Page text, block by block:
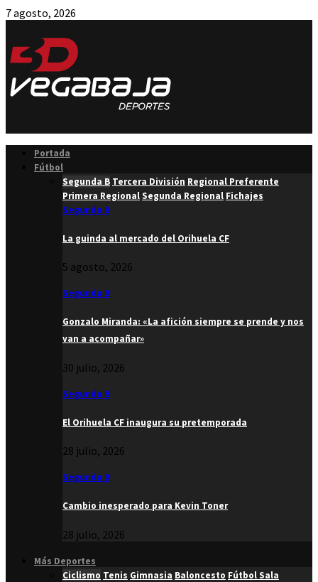
7 agosto, 2026
Portada
Fútbol
Segunda B Tercera División Regional Preferente
Primera RegionalSegunda Regional Fichajes
Segunda B
La guinda al mercado del Orihuela CF
5 agosto, 2026
Segunda B
Gonzalo Miranda: «La afición siempre se prende y nos
van a acompañar»
30 julio, 2026
Segunda B
El Orihuela CF inaugura su pretemporada
28 julio, 2026
Segunda B
Cambio inesperado para Kevin Toner
28 julio, 2026
Más Deportes
Ciclismo Tenis Gimnasia Baloncesto Fútbol Sala